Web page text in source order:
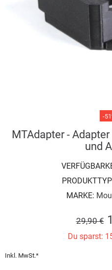
-
MTAdapter -
und
MARKE:
29,90 €
Du sparst:
Inkl. MwSt.*